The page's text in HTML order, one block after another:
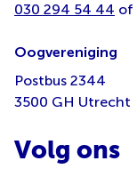
030 294 54 44 of
Oogvereniging
Postbus 2344
3500 GH Utrecht
Volg ons